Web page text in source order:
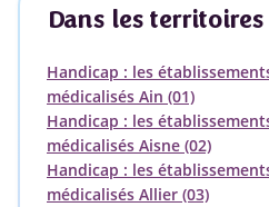
Dans les territoires
Handicap : les
médicalisés Ain (01)
Handicap : les
médicalisés Aisne (02)
Handicap : les
médicalisés Allier (03)